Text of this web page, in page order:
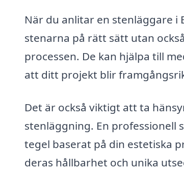
När du anlitar en stenläggare i
stenarna på rätt sätt utan
processen. De kan hjälpa till
att ditt projekt blir
Det är också viktigt att ta
stenläggning. En professionell
tegel baserat på din estetiska
deras hållbarhet och unika